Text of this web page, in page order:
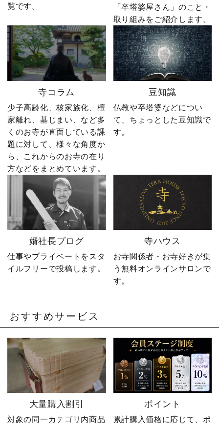
ー」も励みになります。
ーーーーーー 創業明治15
年｜卒塔婆専門メーカー
東京・日の出町を拠点
に、全国6,000以上のお寺
とお取引する、 お寺のこ
とを知り尽くした“卒塔婆
屋”です。 卒塔婆に関する
疑問をわかりやすく解説
しながら、 住職・寺院向
けの有益な情報や やじ社
長の日常まで発信中！▶
@sotoubaya140 ご相談は
DM・公式LINEからお気
軽にどうぞ📩 #やじ社長 #
卒塔婆 #卒塔婆屋さん #日
の出町 婿社長
る出来事が起こります。
続きは第4話「逆転編」。
ぜひ最後までご覧いただ
き、感想をコメントで教
えてください！ 「いい
ね」「保存」「フォロ
ー」も励みになります。
ーーーーーーーーーーー
ーーーーーー 創業明治15
年｜卒塔婆専門メーカー
東京・日の出町を拠点
に、全国6,000以上のお寺
とお取引する、 お寺のこ
しながら、 住職・寺院向
けの有益な情報や やじ社
長の日常まで発信中！▶
@sotoubaya140 ご相談は
DM・公式LINEからお気
軽にどうぞ📩 #やじ社長 #
卒塔婆 #卒塔婆屋さん #日
の出町 婿社長
覧です。
「卒塔婆屋さん」のこと・
取り組みをご紹介します。
寺コラム
少子高齢化、核家族化、檀
家離れ、墓じまい、など多
くのお寺が直面している課
題に対して、様々な角度か
ら、これからのお寺の在り
方などをまとめています。
豆知識
仏教や卒塔婆などについ
て、ちょっとした豆知識で
す。
婿社長ブログ
仕事やプライベートをスタ
イルフリーで投稿します。
寺ハウス
お寺関係者・お寺好きが集
う無料オンラインサロンで
す。
おすすめサービス
大量購入割引
対象の同一カテゴリ内商品
ポイント
累計購入価格に応じて、ポ